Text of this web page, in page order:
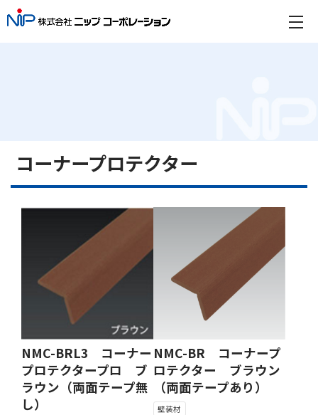
コーナープロテクター
NMC-BRL3 コーナー
プロテクタープロ ブ
ラウン（両面テープ無
し）
NMC-BR コーナープ
ロテクター ブラウン
（両面テープあり）
壁装材